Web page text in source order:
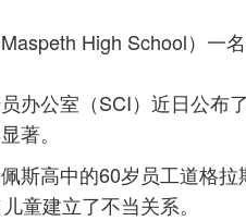
High School）一
办公室（SCI）近日公布
著。
斯高中的60岁员工道格
童建立了不当关系。